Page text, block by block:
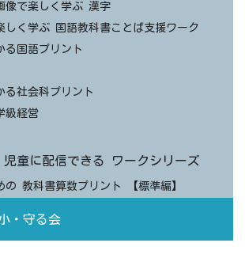
像で楽しく学ぶ 漢字
しく学ぶ 国語教科書ことば支援ワーク
る国語プリント
る社会科プリント
級経営
児童に配信できる ワークシリーズ
の 教科書算数プリント 【標準編】
・守る会